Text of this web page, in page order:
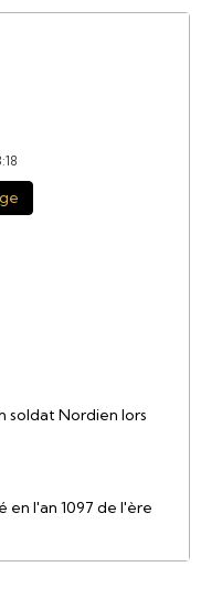
soldat Nordien lors
en l'an 1097 de l'ère